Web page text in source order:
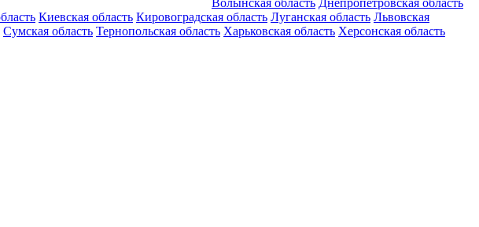
Волынская область Днепропетровская область
Киевская область Кировоградская область Луганская область Львовская
Сумская область Тернопольская область Харьковская область Херсонская область